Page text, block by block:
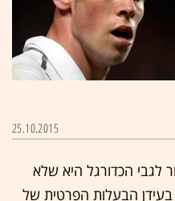
25.10.2015
לגבי הכדורגל היא שלא
הבעלות הפרטית של